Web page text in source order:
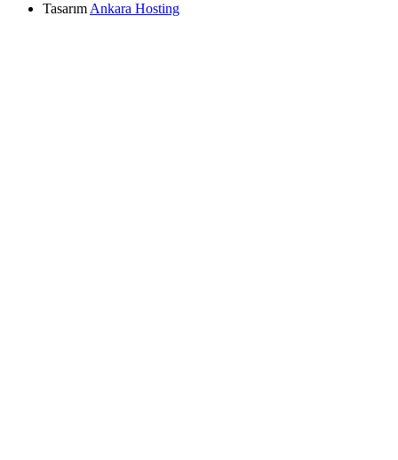
Tasarım Ankara Hosting